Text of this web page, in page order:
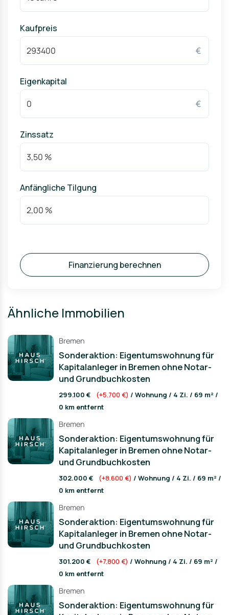
Kaufpreis
€
Eigenkapital
€
Zinssatz
Anfängliche Tilgung
Finanzierung berechnen
Ähnliche Immobilien
Bremen
Sonderaktion: Eigentumswohnung für
Kapitalanleger in Bremen ohne Notar-
und Grundbuchkosten
299.100 € (+5.700 €) / Wohnung / 4 Zi. / 69 m² /
0 km entfernt
Bremen
Sonderaktion: Eigentumswohnung für
Kapitalanleger in Bremen ohne Notar-
und Grundbuchkosten
302.000 € (+8.600 €) / Wohnung / 4 Zi. / 69 m² /
0 km entfernt
Bremen
Sonderaktion: Eigentumswohnung für
Kapitalanleger in Bremen ohne Notar-
und Grundbuchkosten
301.200 € (+7.800 €) / Wohnung / 4 Zi. / 69 m² /
0 km entfernt
Bremen
Sonderaktion: Eigentumswohnung für